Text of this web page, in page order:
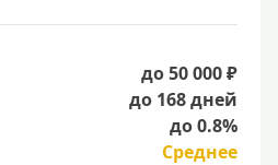
до 50 000 ₽
до 168 дней
до 0.8%
Среднее